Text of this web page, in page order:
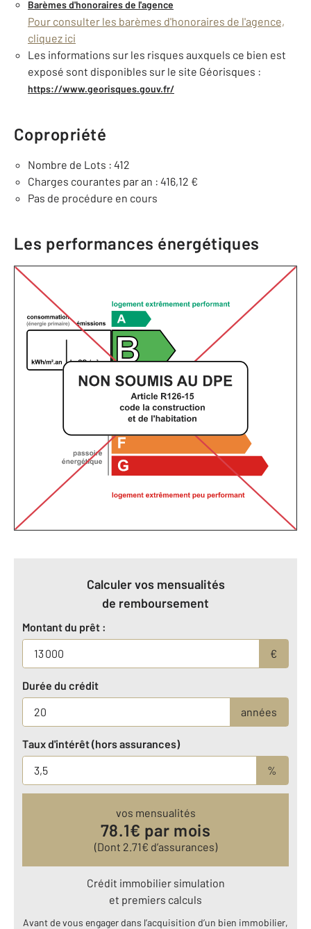
Barèmes d'honoraires de l'agence
Pour consulter les barèmes d'honoraires de l'agence,
cliquez ici
Les informations sur les risques auxquels ce bien est
exposé sont disponibles sur le site Géorisques :
https://www.georisques.gouv.fr/
Copropriété
Nombre de Lots : 412
Charges courantes par an : 416,12 €
Pas de procédure en cours
Les performances énergétiques
Calculer vos mensualités
de remboursement
Montant du prêt :
€
Durée du crédit
années
Taux d'intérêt (hors assurances)
%
vos mensualités
78.1€ par mois
(Dont 2.71€ d’assurances)
Crédit immobilier simulation
et premiers calculs
Avant de vous engager dans l’acquisition d’un bien immobilier,